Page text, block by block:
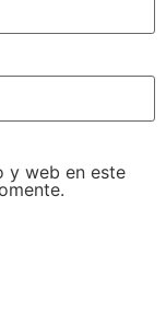
y web en este